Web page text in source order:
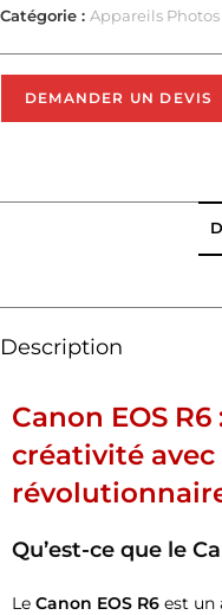
Catégorie : Appareils Photos
DEMANDER UN DEVIS
Description
Canon EOS
créativité
Qu’est-ce que le
Le Canon EOS R6 est un